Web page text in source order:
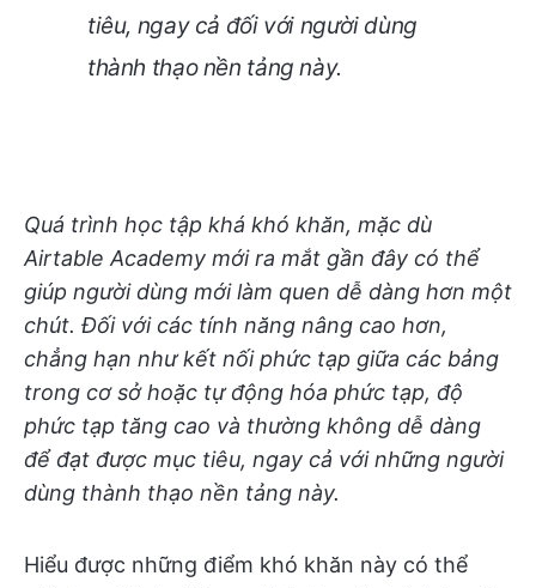
tiêu, ngay cả đối với người dùng
thành thạo nền tảng này.
Quá trình học tập khá khó khăn, mặc dù
Airtable Academy mới ra mắt gần đây có thể
giúp người dùng mới làm quen dễ dàng hơn một
chút. Đối với các tính năng nâng cao hơn,
chẳng hạn như kết nối phức tạp giữa các bảng
trong cơ sở hoặc tự động hóa phức tạp, độ
phức tạp tăng cao và thường không dễ dàng
để đạt được mục tiêu, ngay cả với những người
dùng thành thạo nền tảng này.
Hiểu được những điểm khó khăn này có thể